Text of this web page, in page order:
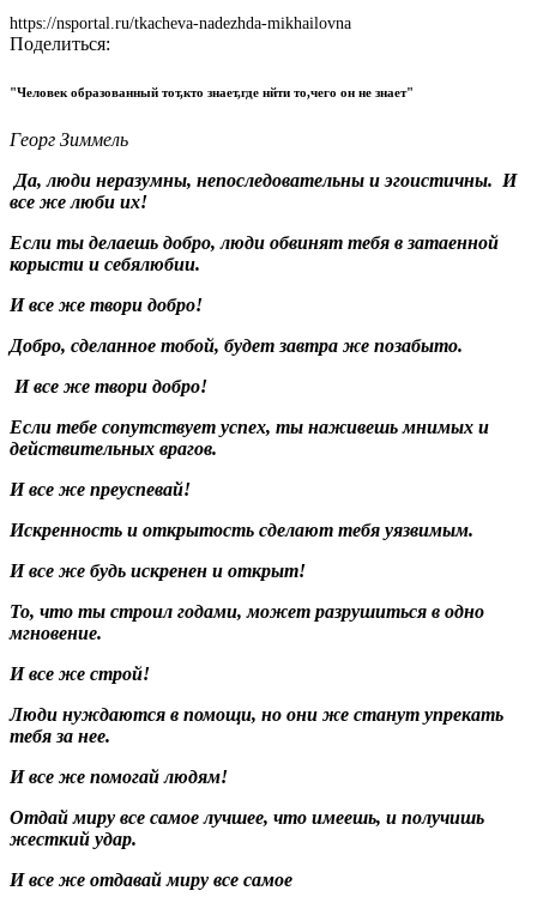
https://nsportal.ru/tkacheva-nadezhda-mikhailovna
Поделиться:
"Человек образованный тот,кто знает,где нйти то,чего он не знает"
Георг Зиммель
Да, люди неразумны, непоследовательны и эгоистичны. И
все же люби их!
Если ты делаешь добро, люди обвинят тебя в затаенной
корысти и себялюбии.
И все же твори добро!
Добро, сделанное тобой, будет завтра же позабыто.
И все же твори добро!
Если тебе сопутствует успех, ты наживешь мнимых и
действительных врагов.
И все же преуспевай!
Искренность и открытость сделают тебя уязвимым.
И все же будь искренен и открыт!
То, что ты строил годами, может разрушиться в одно
мгновение.
И все же строй!
Люди нуждаются в помощи, но они же станут упрекать
тебя за нее.
И все же помогай людям!
Отдай миру все самое лучшее, что имеешь, и получишь
жесткий удар.
И все же отдавай миру все самое